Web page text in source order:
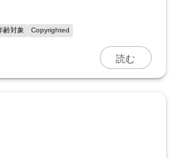
齢対象 Copyrighted
読む